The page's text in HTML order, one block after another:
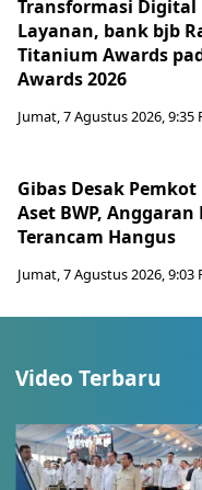
Transformasi Digital
Layanan, bank bjb
Titanium Awards
Awards 2026
Jumat, 7 Agustus 2026, 9:35
Gibas Desak
Aset BWP,
Terancam Hangus
Jumat, 7 Agustus 2026, 9:03
Video Terbaru